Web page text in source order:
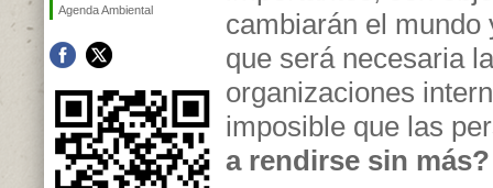
Agenda Ambiental
cambiarán el mundo
que será necesaria
organizaciones
imposible que las
a rendirse sin más?